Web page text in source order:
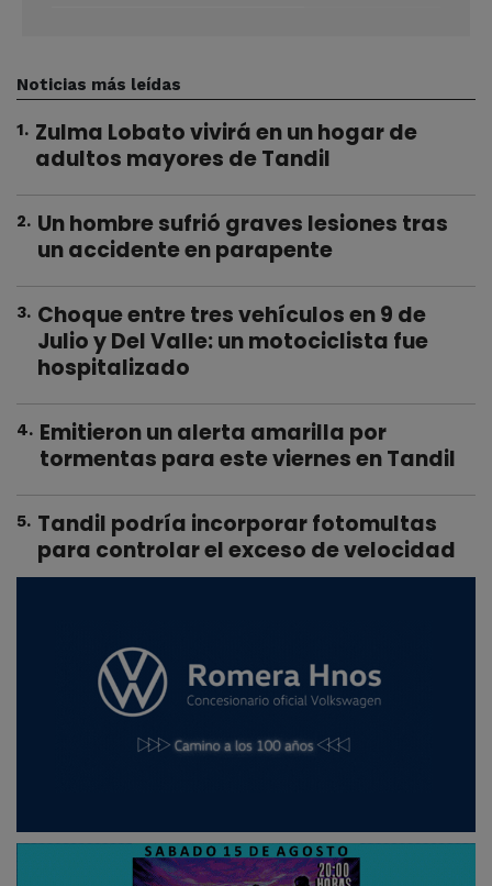
Noticias más leídas
1. Zulma Lobato vivirá en un hogar de
adultos mayores de Tandil
2. Un hombre sufrió graves lesiones tras
un accidente en parapente
3. Choque entre tres vehículos en 9 de
Julio y Del Valle: un motociclista fue
hospitalizado
4. Emitieron un alerta amarilla por
tormentas para este viernes en Tandil
5. Tandil podría incorporar fotomultas
para controlar el exceso de velocidad